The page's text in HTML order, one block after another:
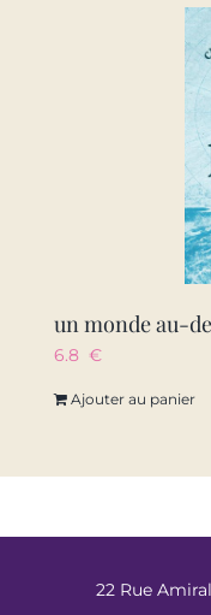
un monde au-
6.8 €
Ajouter au panier
22 Rue